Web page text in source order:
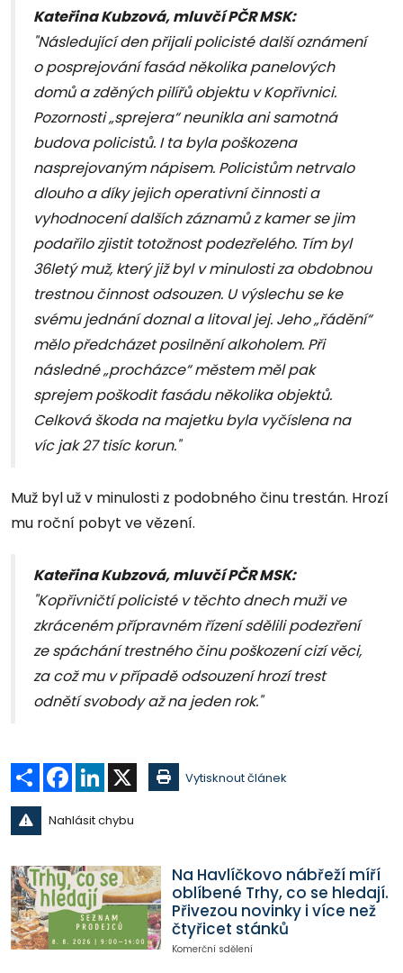
Kateřina Kubzová, mluvčí PČR MSK:
"Následující den přijali policisté další oznámení
o posprejování fasád několika panelových
domů a zděných pilířů objektu v Kopřivnici.
Pozornosti „sprejera“ neunikla ani samotná
budova policistů. I ta byla poškozena
nasprejovaným nápisem. Policistům netrvalo
dlouho a díky jejich operativní činnosti a
vyhodnocení dalších záznamů z kamer se jim
podařilo zjistit totožnost podezřelého. Tím byl
36letý muž, který již byl v minulosti za obdobnou
trestnou činnost odsouzen. U výslechu se ke
svému jednání doznal a litoval jej. Jeho „řádění“
mělo předcházet posilnění alkoholem. Při
následné „procházce“ městem měl pak
sprejem poškodit fasádu několika objektů.
Celková škoda na majetku byla vyčíslena na
víc jak 27 tisíc korun."
Muž byl už v minulosti z podobného činu trestán. Hrozí
mu roční pobyt ve vězení.
Kateřina Kubzová, mluvčí PČR MSK:
"Kopřivničtí policisté v těchto dnech muži ve
zkráceném přípravném řízení sdělili podezření
ze spáchání trestného činu poškození cizí věci,
za což mu v případě odsouzení hrozí trest
odnětí svobody až na jeden rok."
Sdílet Facebook
LinkedIn Vytisknout článek
Nahlásit chybu
Na Havlíčkovo nábřeží míří
oblíbené Trhy, co se hledají.
Přivezou novinky i více než
čtyřicet stánků
Komerční sdělení